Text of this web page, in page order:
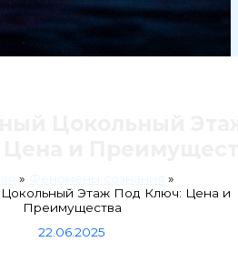
Феномены сознания
Этаж Под Ключ: Цена и
Преимущества
22.06.2025